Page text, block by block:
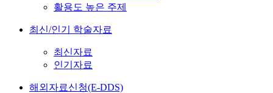
활용도 높은 주제
최신/인기 학술자료
최신자료
인기자료
해외자료신청(E-DDS)